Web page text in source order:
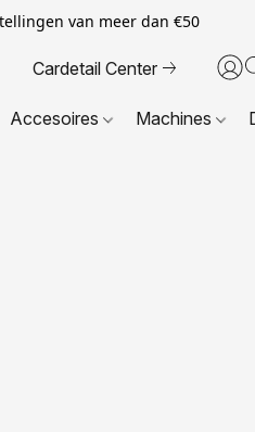
van meer dan €50
Cardetail Center
Accesoires Machines